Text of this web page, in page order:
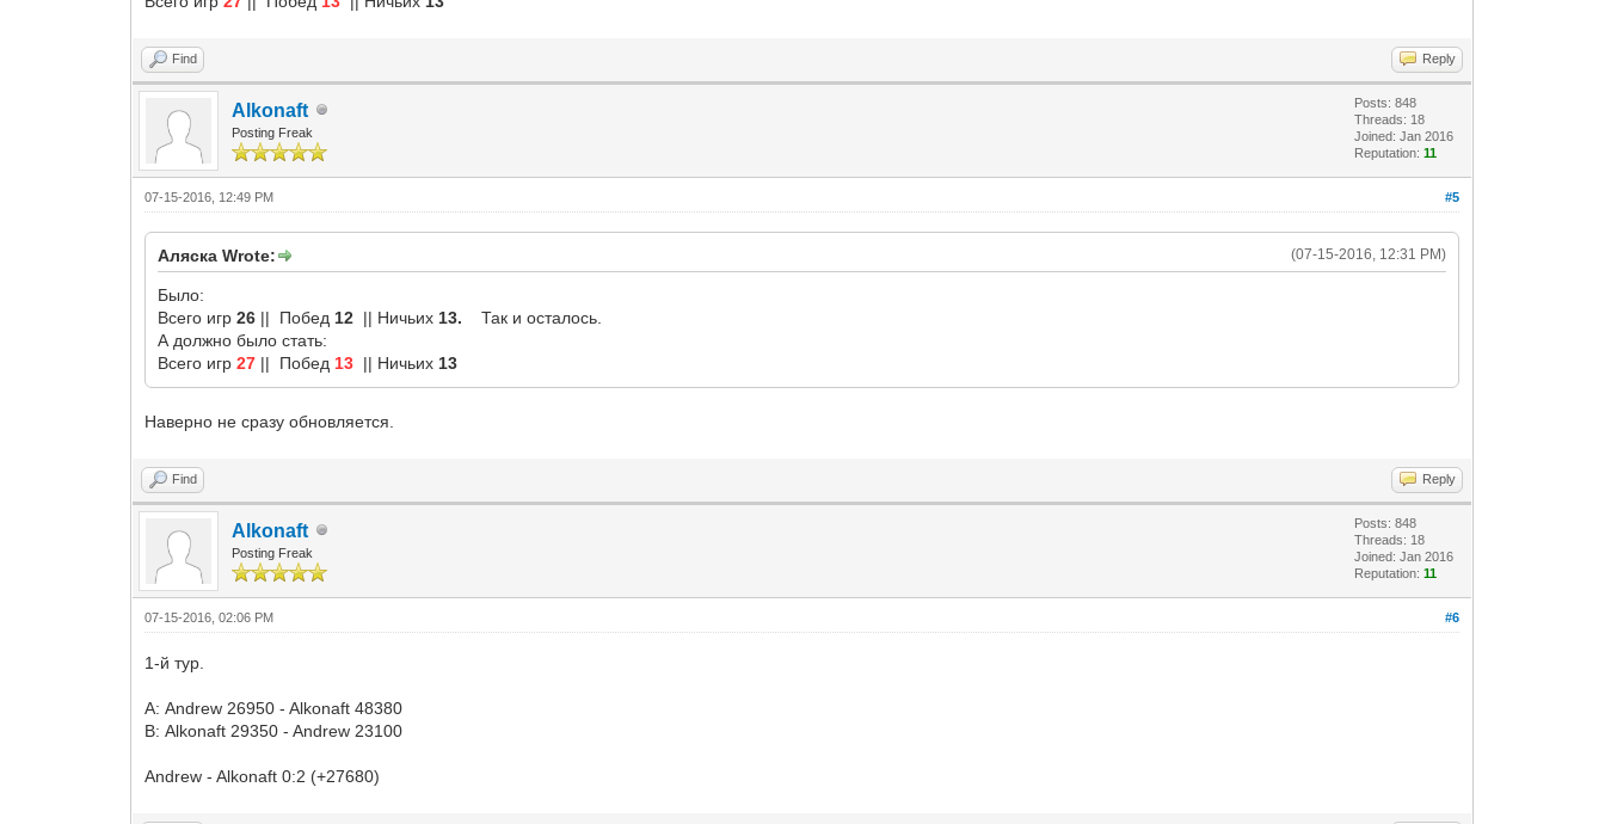
Find Reply
Alkonaft
Posting Freak
Posts: 848
Threads: 18
Joined: Jan 2016
Reputation:11
#5
07-15-2016, 12:49 PM
(07-15-2016, 12:31 PM)
Аляска Wrote:
Было:
Всего игр26 || Побед 12 || Ничьих 13.Так и осталось.
А должно было стать:
Всего игр27 || Побед 13 || Ничьих 13
Наверно не сразу обновляется.
Find Reply
Alkonaft
Posting Freak
Posts: 848
Threads: 18
Joined: Jan 2016
Reputation:11
#6
07-15-2016, 02:06 PM
1-й тур.
А: Andrew 26950 - Alkonaft 48380
В: Alkonaft 29350 - Andrew 23100
Andrew - Alkonaft 0:2 (+27680)